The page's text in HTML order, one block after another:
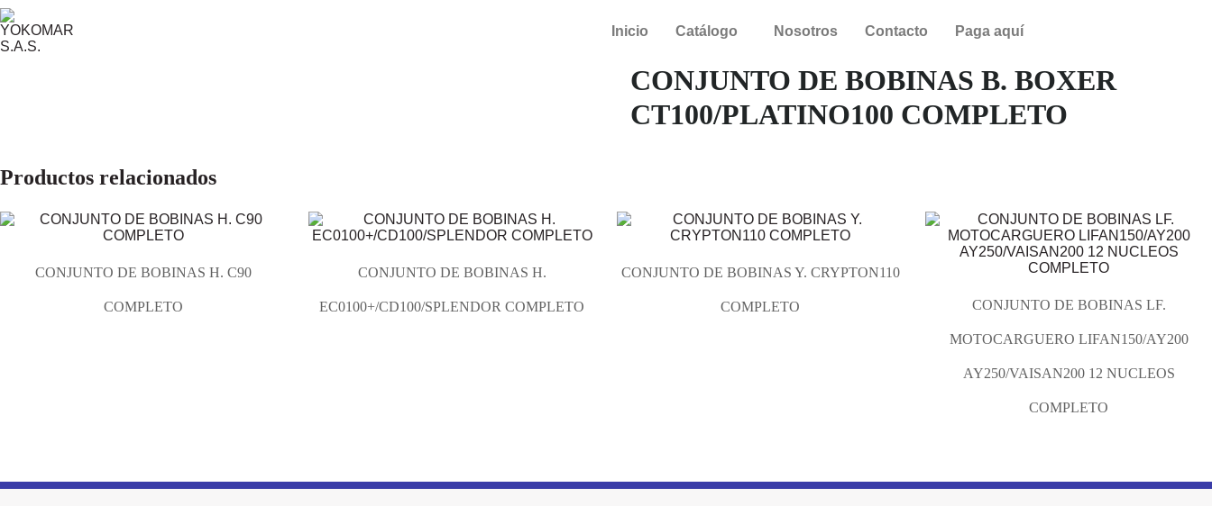
Inicio Catálogo Nosotros Contacto Paga aquí
CONJUNTO DE BOBINAS B. BOXER
CT100/PLATINO100 COMPLETO
Productos relacionados
CONJUNTO DE BOBINAS H. C90
COMPLETO
CONJUNTO DE BOBINAS H.
EC0100+/CD100/SPLENDOR COMPLETO
CONJUNTO DE BOBINAS Y. CRYPTON110
COMPLETO CONJUNTO DE BOBINAS LF.
MOTOCARGUERO LIFAN150/AY200
AY250/VAISAN200 12 NUCLEOS
COMPLETO